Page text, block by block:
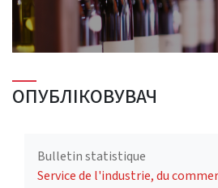
ОПУБЛІКОВУВАЧ
Bulletin statistique
Service de l'industrie, du